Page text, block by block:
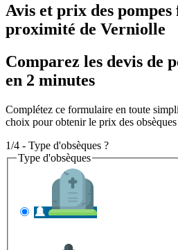
Avis et prix des pompes
proximité de Verniolle
Comparez les devis de
en 2 minutes
Complétez ce formulaire en toute
choix pour obtenir le prix des
1/4 - Type d'obsèques ?
Type d'obsèques